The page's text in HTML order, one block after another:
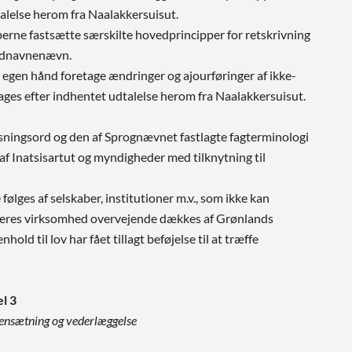
herom fra Naalakkersuisut.
fastsætte særskilte hovedprincipper for retskrivning
hånd foretage ændringer og ajourføringer af ikke-
efter indhentet udtalelse herom fra Naalakkersuisut.
og den af Sprognævnet fastlagte fagterminologi
Inatsisartut og myndigheder med tilknytning til
af selskaber, institutioner m.v., som ikke kan
virksomhed overvejende dækkes af Grønlands
til lov har fået tillagt beføjelse til at træffe
3
og vederlæggelse